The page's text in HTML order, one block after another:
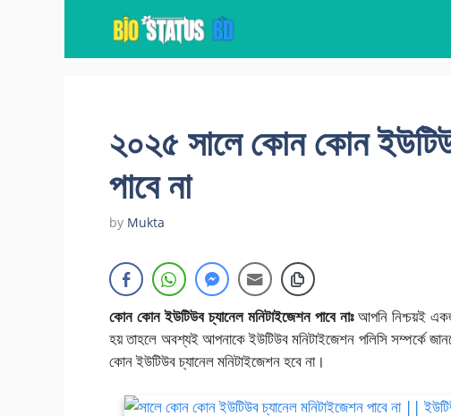
২০২৫ সালে কোন কোন
পাবে না
by Mukta
কোন কোন ইউটিউব চ্যানেল মনিটাইজেশন পাবে নাঃআপনি নিশ্চয়ই
হয় তাহলে অবশ্যই আপনাকে ইউটিউব মনিটাইজেশন পলিসি সম্পর্কে
কোন ইউটিউব চ্যানেল মনিটাইজেশন হবে না।